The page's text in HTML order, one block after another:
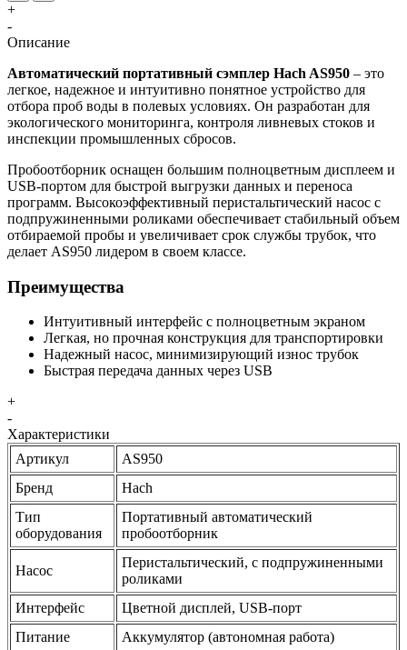
+
-
Описание
Автоматический портативный сэмплер Hach AS950 – это
легкое, надежное и интуитивно понятное устройство для
отбора проб воды в полевых условиях. Он разработан для
экологического мониторинга, контроля ливневых стоков и
инспекции промышленных сбросов.
Пробоотборник оснащен большим полноцветным дисплеем и
USB-портом для быстрой выгрузки данных и переноса
программ. Высокоэффективный перистальтический насос с
подпружиненными роликами обеспечивает стабильный объем
отбираемой пробы и увеличивает срок службы трубок, что
делает AS950 лидером в своем классе.
Преимущества
Интуитивный интерфейс с полноцветным экраном
Легкая, но прочная конструкция для транспортировки
Надежный насос, минимизирующий износ трубок
Быстрая передача данных через USB
+
-
Характеристики
Артикул
AS950
Бренд
Hach
Тип
оборудования
Портативный автоматический
пробоотборник
Насос
Перистальтический, с подпружиненными
роликами
Интерфейс
Цветной дисплей, USB-порт
Питание
Аккумулятор (автономная работа)